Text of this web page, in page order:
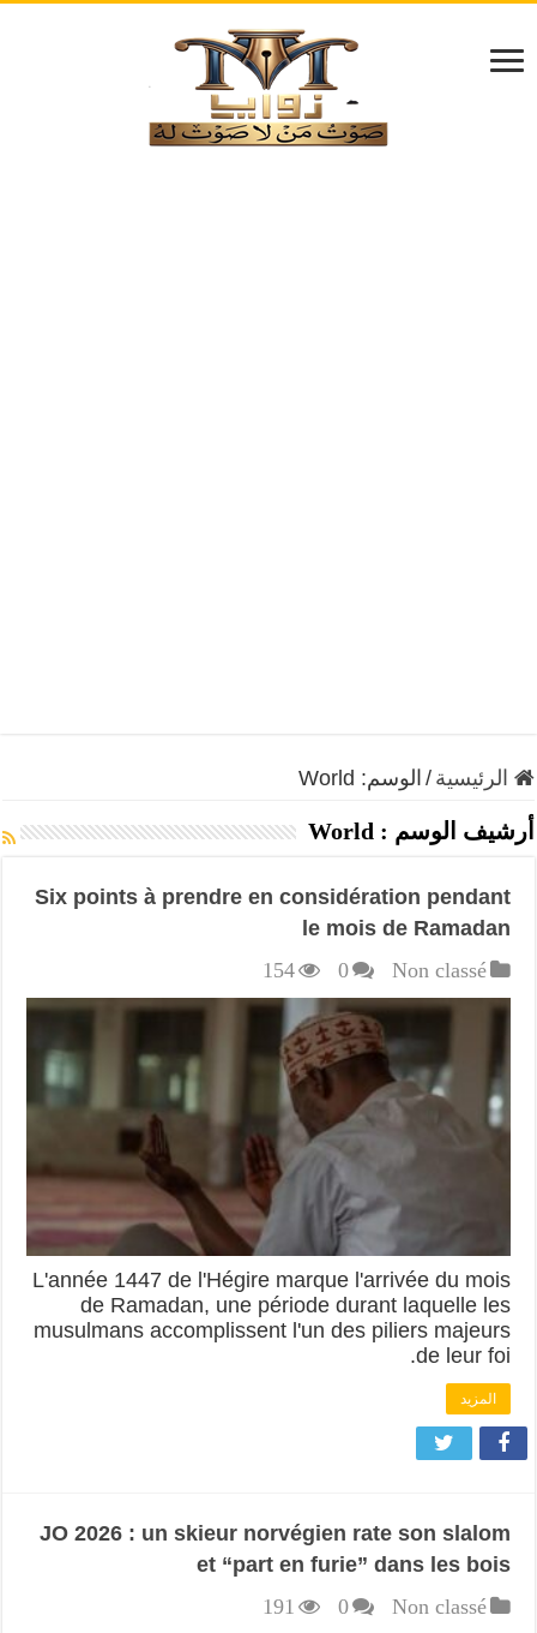
الرئيسية / الوسم: World
أرشيف الوسم : World
Six points à prendre en considération pendant
le mois de Ramadan
Non classé
0
154
L'année 1447 de l'Hégire marque l'arrivée du mois
de Ramadan, une période durant laquelle les
musulmans accomplissent l'un des piliers majeurs
de leur foi.
المزيد
JO 2026 : un skieur norvégien rate son slalom
et “part en furie” dans les bois
Non classé
0
191